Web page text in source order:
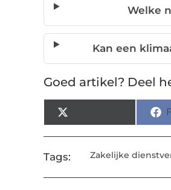
Welke
Kan een
Goed artikel? Deel
Tags: Zakelijke